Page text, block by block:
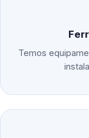
Temos